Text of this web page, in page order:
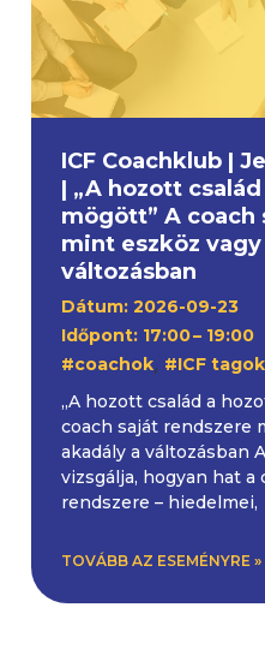
ICF Coachklub |
| „A hozott
mögött” A coach
mint eszköz vagy
változásban
Dátum: 2026-09-23
Időpont: 17:00– 19:00
#coachok, #ICF tagok
„A hozott család a
coach saját rendszere
akadály a változásban
vizsgálja, hogyan hat a
rendszere – hiedelmei,
TOVÁBB AZ ESEMÉNYRE »